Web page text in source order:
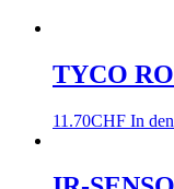
TYCO
11.70CHF In